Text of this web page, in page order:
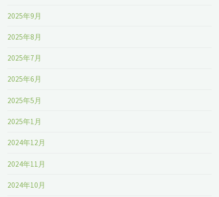
2025年9月
2025年8月
2025年7月
2025年6月
2025年5月
2025年1月
2024年12月
2024年11月
2024年10月